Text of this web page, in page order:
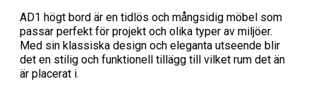
AD1 högt bord är en tidlös och mångsidig möbel som
passar perfekt för projekt och olika typer av miljöer.
Med sin klassiska design och eleganta utseende blir
det en stilig och funktionell tillägg till vilket rum det än
är placerat i.